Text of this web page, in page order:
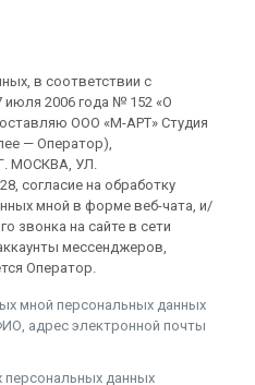
в соответствии с
2006 года № 152 «О
ООО «М-АРТ» Студия
— Оператор),
МОСКВА, УЛ.
согласие на обработку
мной в форме веб-чата, и/
звонка на сайте в сети
мессенджеров,
Оператор.
мной персональных данных
адрес электронной почты
данных